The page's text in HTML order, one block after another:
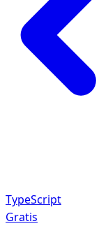
TypeScript
Gratis